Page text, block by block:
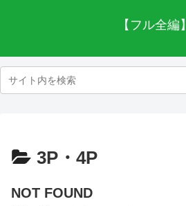
【フル全編】
3P・4P
NOT FOUND